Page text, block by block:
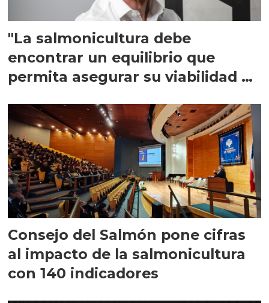
"La salmonicultura debe
encontrar un equilibrio que
permita asegurar su viabilidad de
Consejo del Salmón pone cifras
al impacto de la salmonicultura
con 140 indicadores